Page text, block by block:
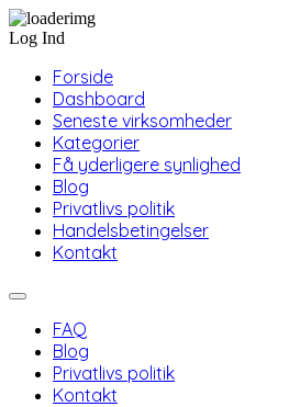
Log Ind
Forside
Dashboard
Seneste virksomheder
Kategorier
Få yderligere synlighed
Blog
Privatlivs politik
Handelsbetingelser
Kontakt
FAQ
Blog
Privatlivs politik
Kontakt